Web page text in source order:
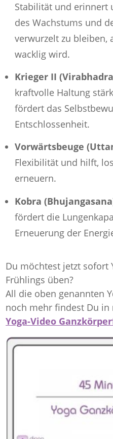
Stabilität und erinnert
des Wachstums und
verwurzelt zu bleiben,
wacklig wird.
Krieger II
kraftvolle Haltung
fördert das
Entschlossenheit.
Vorwärtsbeuge
Flexibilität und hilft,
erneuern.
Kobra
fördert die
Erneuerung der
Du möchtest jetzt sofort
Frühlings üben?
All die oben genannten
noch mehr findest Du
Yoga-Video